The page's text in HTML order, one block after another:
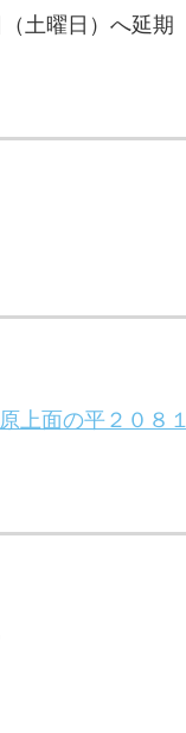
土曜日）へ延期
上面の平２０８